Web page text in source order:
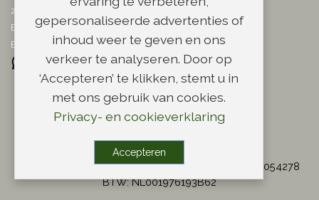
zaterdag 08.00 - 13.00 uur
Email:info@scheerwinkel.nl
Bel: 071 - 5128188
Copyright
© Copyright 2004 - 2026 Scheerwinkel.nl - KvK: 28054278
BTW: NL001976193B62
gepersonaliseerde advertenties of
inhoud weer te geven en ons
verkeer te analyseren. Door op
‘Accepteren’ te klikken, stemt u in
met ons gebruik van cookies.
Privacy- en cookieverklaring
Accepteren